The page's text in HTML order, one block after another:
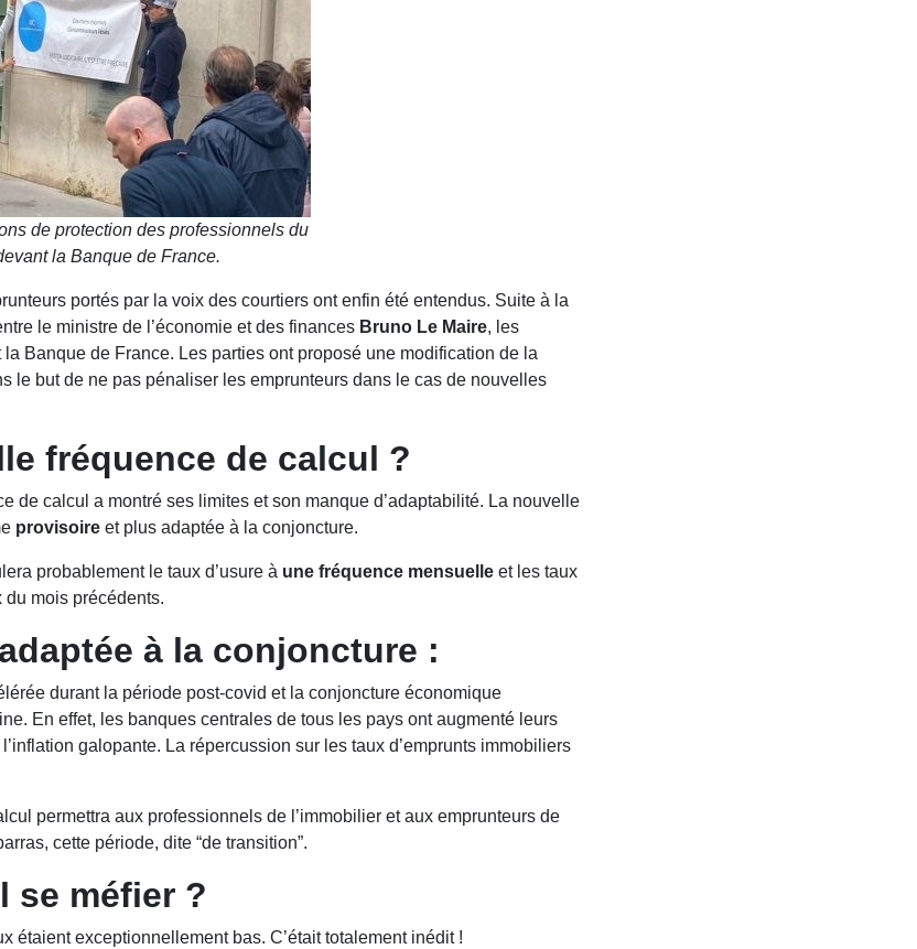
de protection des professionnels du
la Banque de France.
portés par la voix des courtiers ont enfin été entendus. Suite à la
le ministre de l’économie et des finances Bruno Le Maire, les
Banque de France. Les parties ont proposé une modification de la
le but de ne pas pénaliser les emprunteurs dans le cas de nouvelles
fréquence de calcul ?
de calcul a montré ses limites et son manque d’adaptabilité. La nouvelle
provisoire et plus adaptée à la conjoncture.
probablement le taux d’usure à une fréquence mensuelle et les taux
mois précédents.
à la conjoncture :
durant la période post-covid et la conjoncture économique
En effet, les banques centrales de tous les pays ont augmenté leurs
galopante. La répercussion sur les taux d’emprunts immobiliers
permettra aux professionnels de l’immobilier et aux emprunteurs de
cette période, dite “de transition”.
se méfier ?
étaient exceptionnellement bas. C’était totalement inédit !